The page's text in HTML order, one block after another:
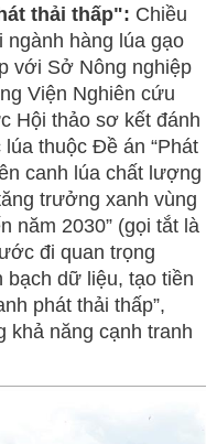
thải thấp": Chiều
ngành hàng lúa gạo
với Sở Nông nghiệp
Viện Nghiên cứu
Hội thảo sơ kết đánh
thuộc Đề án “Phát
canh lúa chất lượng
trưởng xanh vùng
năm 2030” (gọi tắt là
đi quan trọng
bạch dữ liệu, tạo tiền
phát thải thấp”,
khả năng cạnh tranh